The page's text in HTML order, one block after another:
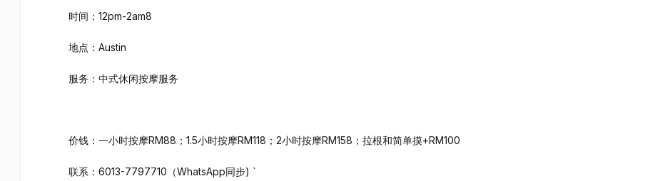
时间：12pm-2am8
地点：Austin
服务：中式休闲按摩服务
价钱：一小时按摩RM88；1.5小时按摩RM118；2小时按摩RM158；拉根和简单摸+RM100
联系：6013-7797710（WhatsApp同步) `